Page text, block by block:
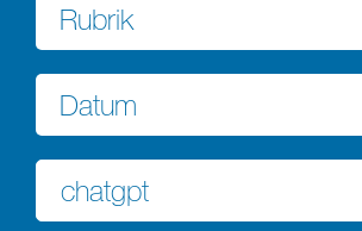
Rubrik
Datum